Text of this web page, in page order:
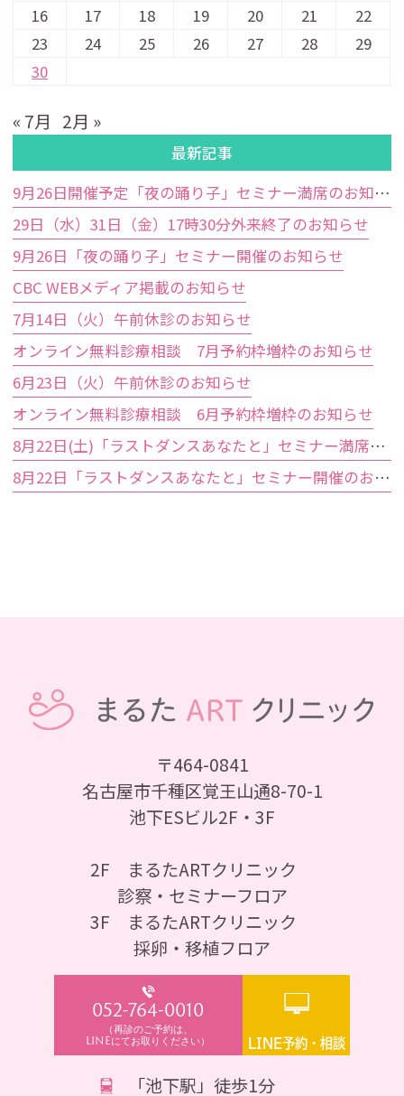
16
17 18 19 20 21
22
23
24 25 26 27 28
29
30
« 7月 2月 »
最新記事
9月26日開催予定「夜の踊り子」セミナー満席のお知らせ
29日（水）31日（金）17時30分外来終了のお知らせ
9月26日「夜の踊り子」セミナー開催のお知らせ
CBC WEBメディア掲載のお知らせ
7月14日（火）午前休診のお知らせ
オンライン無料診療相談 7月予約枠増枠のお知らせ
6月23日（火）午前休診のお知らせ
オンライン無料診療相談 6月予約枠増枠のお知らせ
8月22日(土)「ラストダンスあなたと」セミナー満席のお知らせ
8月22日「ラストダンスあなたと」セミナー開催のお知らせ
〒464-0841
名古屋市千種区覚王山通8-70-1
池下ESビル2F・3F
2F まるたARTクリニック
診察・セミナーフロア
3F まるたARTクリニック
採卵・移植フロア
052-764-0010
（再診のご予約は、
LINEにてお取りください） LINE予約・相談
「池下駅」徒歩1分